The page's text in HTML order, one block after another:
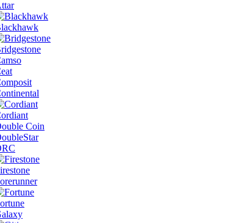
Coin